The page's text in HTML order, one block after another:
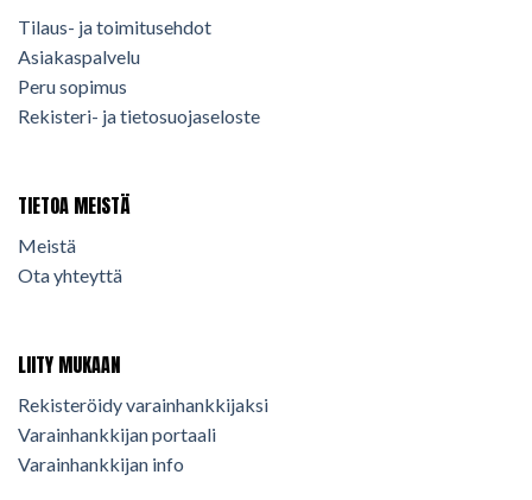
Tilaus- ja toimitusehdot
Asiakaspalvelu
Peru sopimus
Rekisteri- ja tietosuojaseloste
TIETOA MEISTÄ
Meistä
Ota yhteyttä
LIITY MUKAAN
Rekisteröidy varainhankkijaksi
Varainhankkijan portaali
Varainhankkijan info